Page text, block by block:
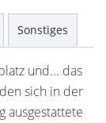
Sonstiges
und... das
sich in der
ausgestattete